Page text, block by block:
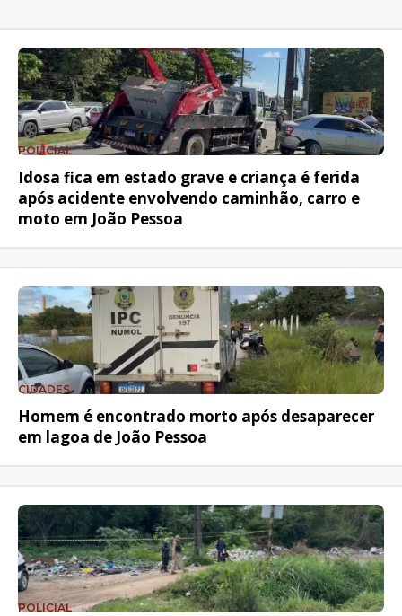
POLICIAL
Idosa fica em estado grave e criança é ferida
após acidente envolvendo caminhão, carro e
moto em João Pessoa
CIDADES
Homem é encontrado morto após desaparecer
em lagoa de João Pessoa
POLICIAL